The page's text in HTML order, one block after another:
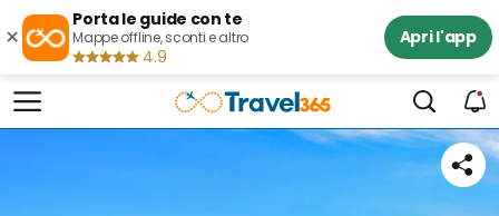
×
Porta le guide con te
Mappe offline, sconti e altro
4.9
Apri l'app